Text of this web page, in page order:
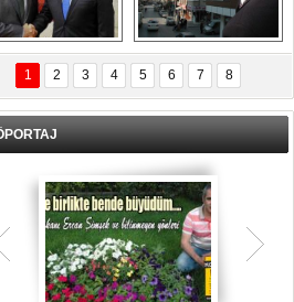
İÇERİ ZÜBÜK!
ERCAN ŞİMŞEK
GÖLBAŞI'NDA
KASIRGA ETKİSİ
YARATTI !
1 2 3 4 5 6 7 8
Teşrik